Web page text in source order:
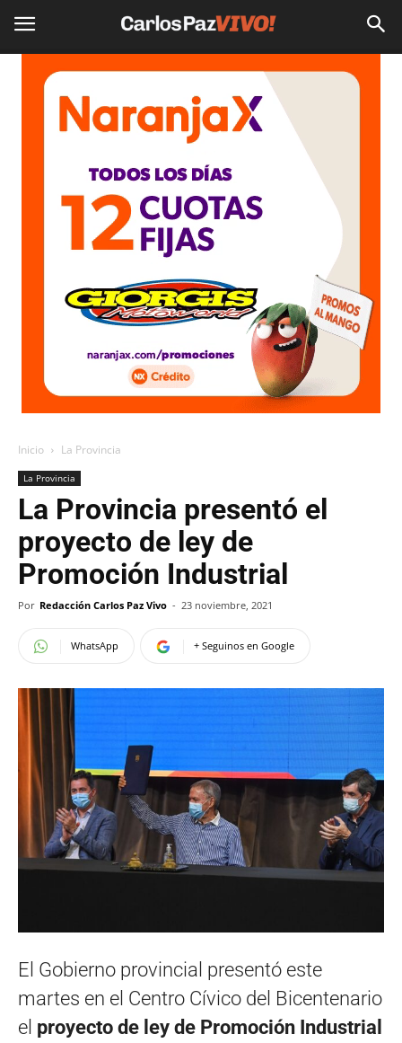
Inicio La Provincia
La Provincia
La Provincia presentó el
proyecto de ley de
Promoción Industrial
Por Redacción Carlos Paz Vivo - 23 noviembre, 2021
WhatsApp + Seguinos en Google
El Gobierno provincial presentó este
martes en el Centro Cívico del Bicentenario
el proyecto de ley de Promoción Industrial